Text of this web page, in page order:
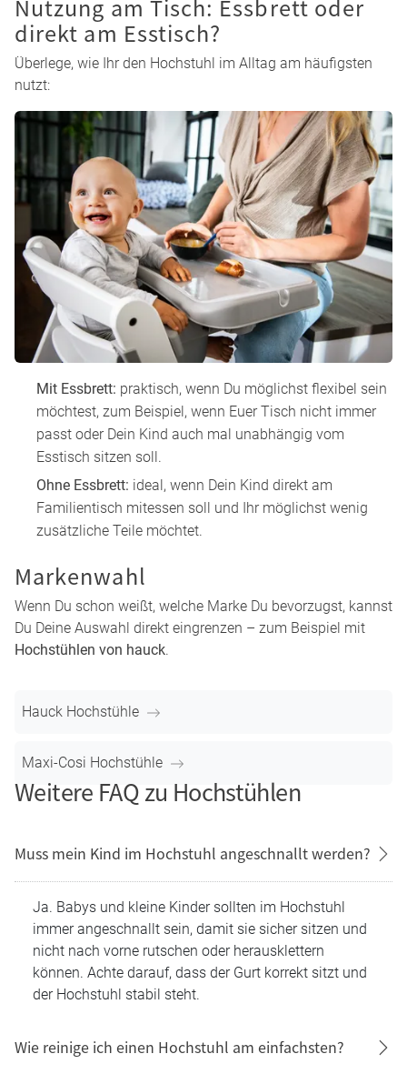
verstellbarer Sitzfläche und Fußstütze besonders praktisch.
Zubehör: Was macht Euren Alltag
leichter?
Hochstuhl-Zubehör ist kein Muss, macht für Euren Komfort
aber manchmal den Unterschied. Je nach Alter und Alltag
sind besonders praktisch:
Babyaufsatz
Sitzverkleinerer
Sitzpolster
Essbrett
Aufbewahrungsboxen & Organizer
Hier findest Du alles gesammelt:Hochstuhl-Zubehör.
Für mehr Halt am Anfang:Sitzverkleinerer für Hochstühle
Nutzung am Tisch: Essbrett oder
direkt am Esstisch?
Überlege, wie Ihr den Hochstuhl im Alltag am häufigsten
Mit Essbrett:praktisch, wenn Du möglichst flexibel sein
Esstisch sitzen soll.
Ohne Essbrett:ideal, wenn Dein Kind direkt am
Familientisch mitessen soll und Ihr möglichst wenig
zusätzliche Teile möchtet.
Markenwahl